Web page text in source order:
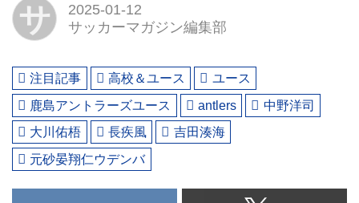
サ
2025-01-12
サッカーマガジン編集部
注目記事 高校＆ユース
ユース
鹿島アントラーズユース
antlers
中野洋司
大川佑梧
長疾風
吉田湊海
元砂晏翔仁ウデンバ